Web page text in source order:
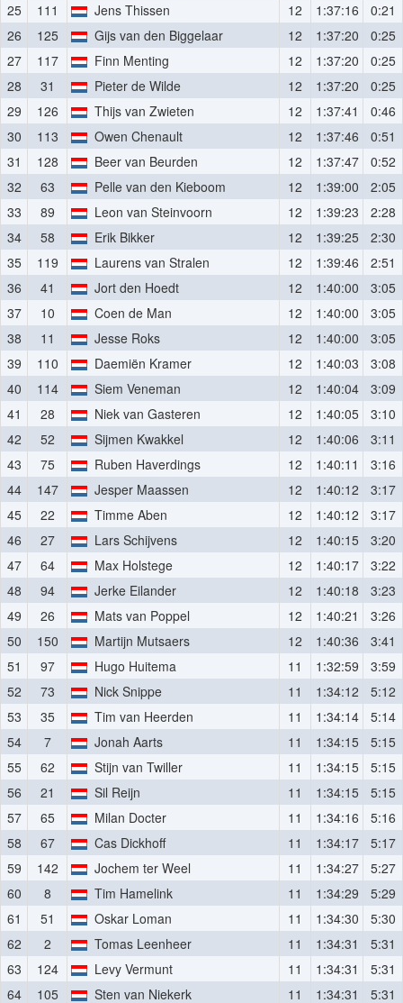
25
111 Jens Thissen 12 1:37:16
0:21
26
125 Gijs van den Biggelaar 12 1:37:20
0:25
27
117 Finn Menting 12 1:37:20
0:25
28
31 Pieter de Wilde 12 1:37:20
0:25
29
126 Thijs van Zwieten 12 1:37:41
0:46
30
113 Owen Chenault 12 1:37:46
0:51
31
128 Beer van Beurden 12 1:37:47
0:52
32
63 Pelle van den Kieboom 12 1:39:00
2:05
33
89 Leon van Steinvoorn 12 1:39:23
2:28
34
58 Erik Bikker 12 1:39:25
2:30
35
119 Laurens van Stralen 12 1:39:46
2:51
36
41 Jort den Hoedt 12 1:40:00
3:05
37
10 Coen de Man 12 1:40:00
3:05
38
11 Jesse Roks 12 1:40:00
3:05
39
110 Daemiën Kramer 12 1:40:03
3:08
40
114 Siem Veneman 12 1:40:04
3:09
41
28 Niek van Gasteren 12 1:40:05
3:10
42
52 Sijmen Kwakkel 12 1:40:06
3:11
43
75 Ruben Haverdings 12 1:40:11
3:16
44
147 Jesper Maassen 12 1:40:12
3:17
45
22 Timme Aben 12 1:40:12
3:17
46
27 Lars Schijvens 12 1:40:15
3:20
47
64 Max Holstege 12 1:40:17
3:22
48
94 Jerke Eilander 12 1:40:18
3:23
49
26 Mats van Poppel 12 1:40:21
3:26
50
150 Martijn Mutsaers 12 1:40:36
3:41
51
97 Hugo Huitema 11 1:32:59
3:59
52
73 Nick Snippe 11 1:34:12
5:12
53
35 Tim van Heerden 11 1:34:14
5:14
54
7 Jonah Aarts 11 1:34:15
5:15
55
62 Stijn van Twiller 11 1:34:15
5:15
56
21 Sil Reijn 11 1:34:15
5:15
57
65 Milan Docter 11 1:34:16
5:16
58
67 Cas Dickhoff 11 1:34:17
5:17
59
142 Jochem ter Weel 11 1:34:27
5:27
60
8 Tim Hamelink 11 1:34:29
5:29
61
51 Oskar Loman 11 1:34:30
5:30
62
2 Tomas Leenheer 11 1:34:31
5:31
63
124 Levy Vermunt 11 1:34:31
5:31
64
105 Sten van Niekerk 11 1:34:31
5:31